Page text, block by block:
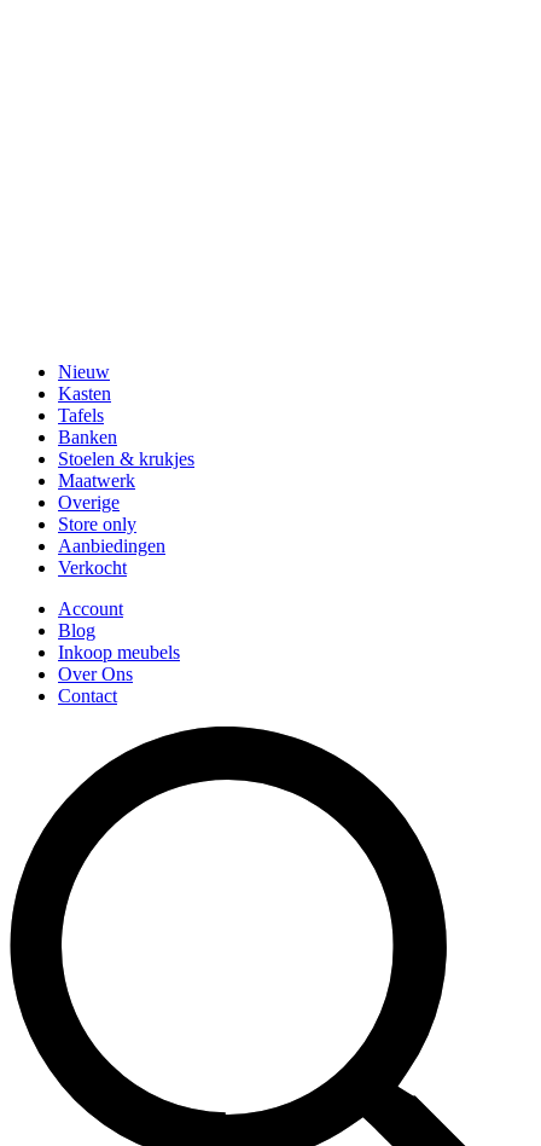
Nieuw
Kasten
Tafels
Banken
Stoelen & krukjes
Maatwerk
Overige
Store only
Aanbiedingen
Verkocht
Account
Blog
Inkoop meubels
Over Ons
Contact